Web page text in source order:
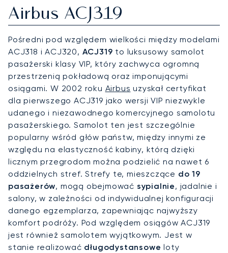
Airbus ACJ319
Pośredni pod względem wielkości między modelami
ACJ318 i ACJ320, ACJ319 to luksusowy samolot
pasażerski klasy VIP, który zachwyca ogromną
przestrzenią pokładową oraz imponującymi
osiągami. W 2002 roku Airbus uzyskał certyfikat
dla pierwszego ACJ319 jako wersji VIP niezwykle
udanego i niezawodnego komercyjnego samolotu
pasażerskiego. Samolot ten jest szczególnie
popularny wśród głów państw, między innymi ze
względu na elastyczność kabiny, którą dzięki
licznym przegrodom można podzielić na nawet 6
oddzielnych stref. Strefy te, mieszczące do 19
pasażerów, mogą obejmować sypialnie, jadalnie i
salony, w zależności od indywidualnej konfiguracji
danego egzemplarza, zapewniając najwyższy
komfort podróży. Pod względem osiągów ACJ319
jest również samolotem wyjątkowym. Jest w
stanie realizować długodystansowe loty